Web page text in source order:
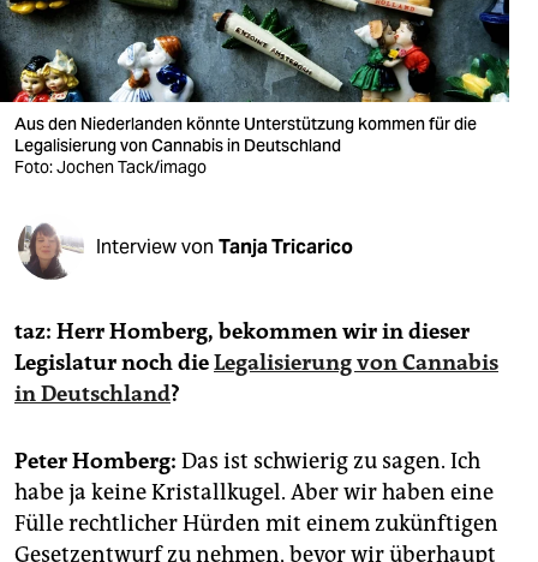
wahrheit
verlag
verlag
veranstaltungen
fragen & hilfe
abo
genossenschaft
epaper login
Aus den Niederlanden könnte Unterstützung kommen für die
Legalisierung von Cannabis in Deutschland
Foto: Jochen Tack/imago
Interview von Tanja Tricarico
taz: Herr Homberg, bekommen wir in dieser
Legislatur noch dieLegalisierung von Cannabis
in Deutschland?
Peter Homberg: Das ist schwierig zu sagen. Ich
habe ja keine Kristallkugel. Aber wir haben eine
Fülle rechtlicher Hürden mit einem zukünftigen
Gesetzentwurf zu nehmen, bevor wir überhaupt